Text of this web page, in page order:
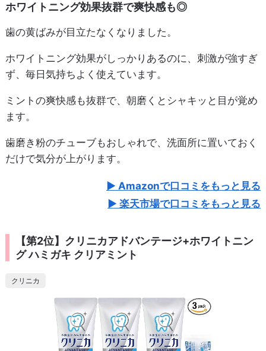
ホワイトニング効果抜群で爽快感も◎
歯の黄ばみが目立たなくなりました。
ホワイトニング効果がしっかりあるのに、刺激が強すぎ
ず、毎日気持ちよく使えています。
ミントの爽快感も抜群で、朝磨くとシャキッと目が覚め
ます。
歯磨き粉のチューブもおしゃれで、洗面所に置いておく
だけで気分が上がります。
Amazonで口コミをもっと見る
楽天市場で口コミをもっと見る
【第2位】クリニカアドバンテージ+ホワイトニン
グ ハミガキ クリアミント
クリニカ